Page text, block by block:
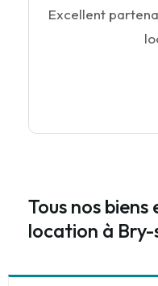
Excellent
Tous nos
location à